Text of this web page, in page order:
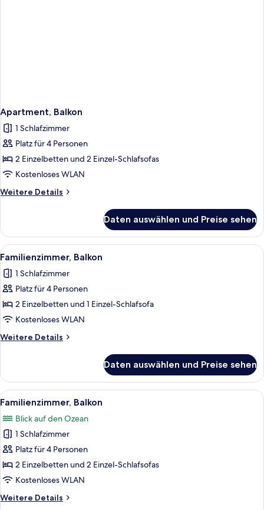
Apartment, Balkon
1 Schlafzimmer
Platz für 4 Personen
2 Einzelbetten und 2 Einzel-Schlafsofas
Kostenloses WLAN
Weitere Details
Weitere
Balkon
Daten auswählen und Preise sehen
Alle
Fotos
für
Familienzimmer,
Balkon
anzeigen
Ein Hotelzimmer mit einem großen
1
Familienzimmer, Balkon
1 Schlafzimmer
Platz für 4 Personen
2 Einzelbetten und 1 Einzel-Schlafsofa
Kostenloses WLAN
Weitere Details
Weitere
Balkon
Daten auswählen und Preise sehen
Alle
Fotos
für
Familienzimmer,
Balkon
anzeigen
Ein Hotelzimmer mit einem großen
1
Familienzimmer, Balkon
Blick auf den Ozean
1 Schlafzimmer
Platz für 4 Personen
2 Einzelbetten und 2 Einzel-Schlafsofas
Kostenloses WLAN
Weitere Details
Weitere